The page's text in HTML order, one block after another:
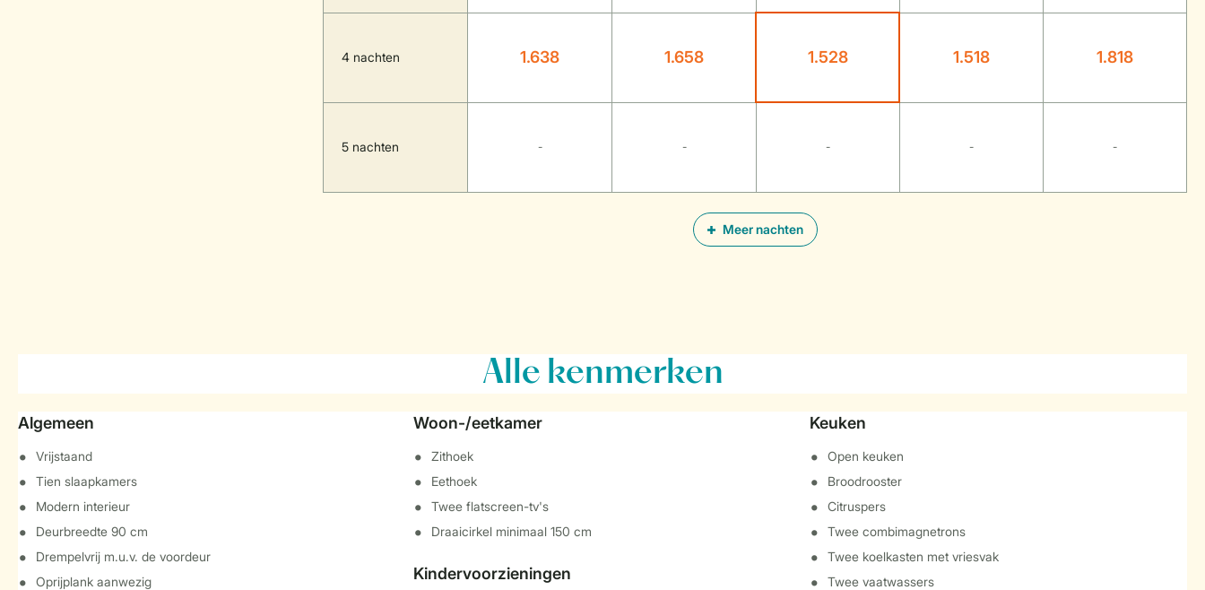
Meer nachten
4 nachten 1.638 1.658 1.528 1.518 1.818
5 nachten - - - - -
Alle kenmerken
Algemeen
Vrijstaand
Tien slaapkamers
Modern interieur
Deurbreedte 90 cm
Drempelvrij m.u.v. de voordeur
Oprijplank aanwezig
Woon-/eetkamer
Zithoek
Eethoek
Twee flatscreen-tv's
Draaicirkel minimaal 150 cm
Kindervoorzieningen
Keuken
Open keuken
Broodrooster
Citruspers
Twee combimagnetrons
Twee koelkasten met vriesvak
Twee vaatwassers